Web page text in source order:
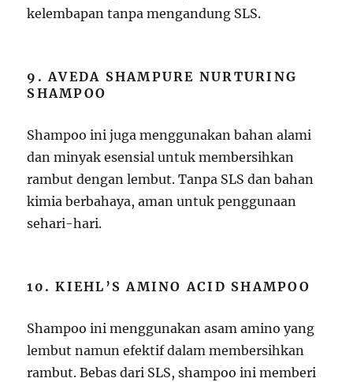
kelembapan tanpa mengandung SLS.
9. AVEDA SHAMPURE NURTURING
SHAMPOO
Shampoo ini juga menggunakan bahan alami
dan minyak esensial untuk membersihkan
rambut dengan lembut. Tanpa SLS dan bahan
kimia berbahaya, aman untuk penggunaan
sehari-hari.
10. KIEHL’S AMINO ACID SHAMPOO
Shampoo ini menggunakan asam amino yang
lembut namun efektif dalam membersihkan
rambut. Bebas dari SLS, shampoo ini memberi